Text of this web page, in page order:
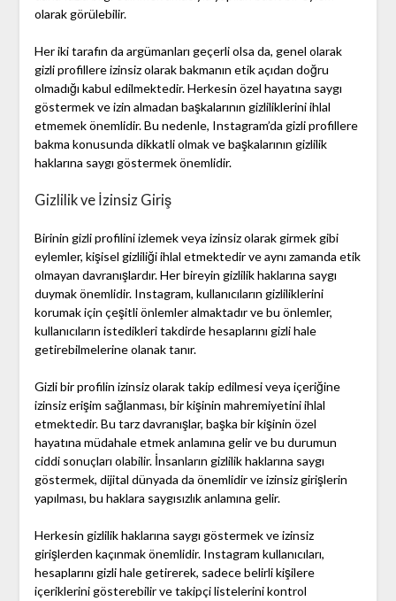
olarak görülebilir.
Her iki tarafın da argümanları geçerli olsa da, genel olarak
gizli profillere izinsiz olarak bakmanın etik açıdan doğru
olmadığı kabul edilmektedir. Herkesin özel hayatına saygı
göstermek ve izin almadan başkalarının gizliliklerini ihlal
etmemek önemlidir. Bu nedenle, Instagram’da gizli profillere
bakma konusunda dikkatli olmak ve başkalarının gizlilik
haklarına saygı göstermek önemlidir.
Gizlilik ve İzinsiz Giriş
Birinin gizli profilini izlemek veya izinsiz olarak girmek gibi
eylemler, kişisel gizliliği ihlal etmektedir ve aynı zamanda etik
olmayan davranışlardır. Her bireyin gizlilik haklarına saygı
duymak önemlidir. Instagram, kullanıcıların gizliliklerini
korumak için çeşitli önlemler almaktadır ve bu önlemler,
kullanıcıların istedikleri takdirde hesaplarını gizli hale
getirebilmelerine olanak tanır.
Gizli bir profilin izinsiz olarak takip edilmesi veya içeriğine
izinsiz erişim sağlanması, bir kişinin mahremiyetini ihlal
etmektedir. Bu tarz davranışlar, başka bir kişinin özel
hayatına müdahale etmek anlamına gelir ve bu durumun
ciddi sonuçları olabilir. İnsanların gizlilik haklarına saygı
göstermek, dijital dünyada da önemlidir ve izinsiz girişlerin
yapılması, bu haklara saygısızlık anlamına gelir.
Herkesin gizlilik haklarına saygı göstermek ve izinsiz
girişlerden kaçınmak önemlidir. Instagram kullanıcıları,
hesaplarını gizli hale getirerek, sadece belirli kişilere
içeriklerini gösterebilir ve takipçi listelerini kontrol